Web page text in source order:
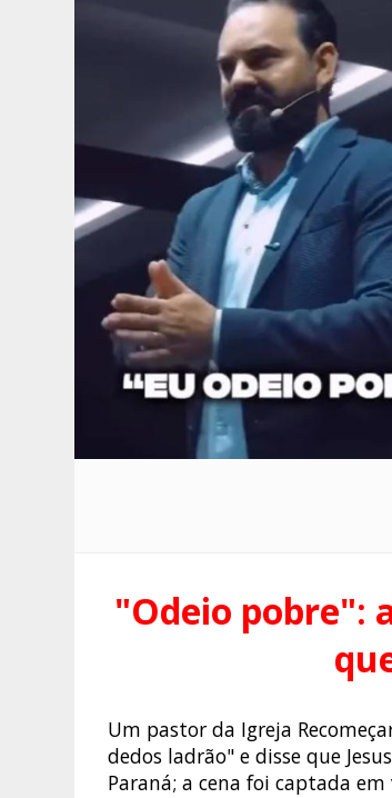
"Odeio pobre":
Um pastor da Igreja
dedos ladrão" e disse que
Paraná; a cena foi captada